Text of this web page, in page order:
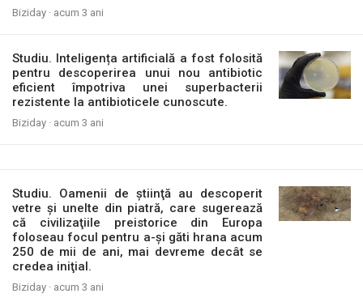
Biziday · acum 3 ani
Studiu. Inteligența artificială a fost folosită
pentru descoperirea unui nou antibiotic
eficient împotriva unei superbacterii
rezistente la antibioticele cunoscute.
Biziday · acum 3 ani
Studiu. Oamenii de ştiinţă au descoperit
vetre şi unelte din piatră, care sugerează
că civilizaţiile preistorice din Europa
foloseau focul pentru a-şi găti hrana acum
250 de mii de ani, mai devreme decât se
credea iniţial.
Biziday · acum 3 ani